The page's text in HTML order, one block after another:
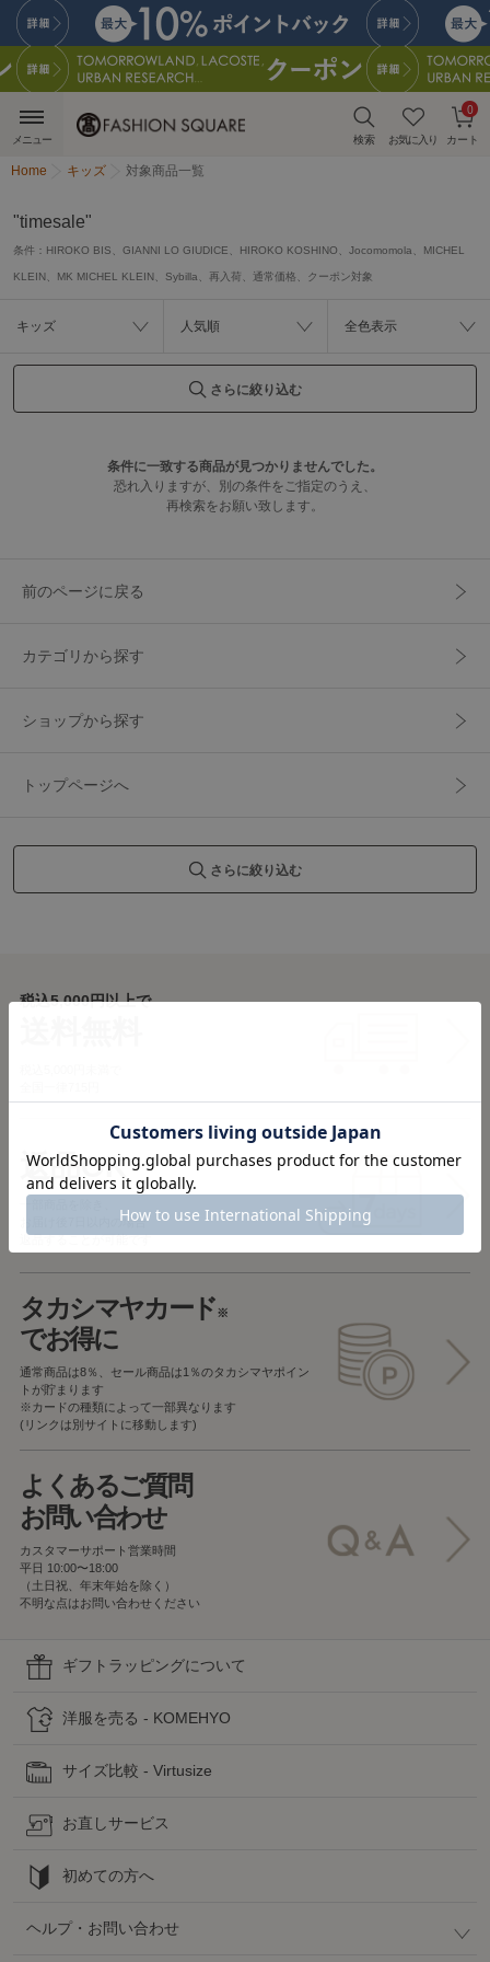
検索 お気に入り カート
0
メニュー
Home キッズ 対象商品一覧
"timesale"
条件： HIROKO BIS、GIANNI LO GIUDICE、HIROKO KOSHINO、Jocomomola、MICHEL
KLEIN、MK MICHEL KLEIN、Sybilla、再入荷、通常価格、クーポン対象
キッズ 人気順 全色表示
さらに絞り込む
条件に一致する商品が見つかりませんでした。
恐れ入りますが、別の条件をご指定のうえ、
再検索をお願い致します。
前のページに戻る
カテゴリから探す
ショップから探す
トップページへ
さらに絞り込む
税込5,000円以上で
返品OK
お届け後7日以内の場合
タカシマヤカード※
でお得に
通常商品は8％、セール商品は1％のタカシマヤポイン
トが貯まります
※カードの種類によって一部異なります
(リンクは別サイトに移動します)
よくあるご質問
お問い合わせ
カスタマーサポート営業時間
平日 10:00〜18:00
（土日祝、年末年始を除く）
不明な点はお問い合わせください
ギフトラッピングについて
洋服を売る - KOMEHYO
サイズ比較 - Virtusize
お直しサービス
初めての方へ
ヘルプ・お問い合わせ